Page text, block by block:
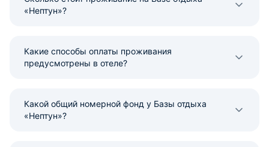
«Нептун»?
Какие способы оплаты проживания
предусмотрены в отеле?
Какой общий номерной фонд у Базы отдыха
«Нептун»?